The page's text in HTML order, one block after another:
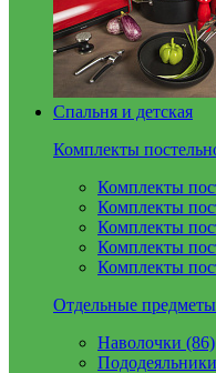
Спальня и детская
Комплекты
Комплекты
Комплекты
Комплекты
Комплекты
Комплекты
Отдельные предметы
Наволочки (86)